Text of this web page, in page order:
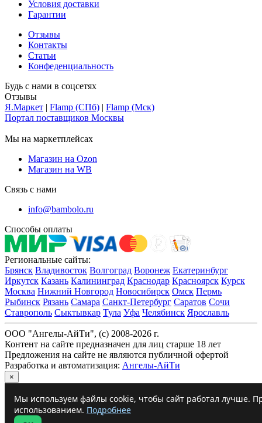
Условия доставки
Гарантии
Отзывы
Контакты
Статьи
Конфеденциальность
Будь с нами в соцсетях
Отзывы
Я.Маркет | Flamp (СПб) | Flamp (Мск)
Портал поставщиков Москвы
Мы на маркетплейсах
Магазин на Ozon
Магазин на WB
Связь с нами
info@bambolo.ru
Способы оплаты
Региональные сайты:
Брянск Владивосток Волгоград Воронеж Екатеринбург
Иркутск Казань Калининград Краснодар Красноярск Курск
Москва Нижний Новгород Новосибирск Омск Пермь
Рыбинск Рязань Самара Санкт-Петербург Саратов Сочи
Ставрополь Сыктывкар Тула Уфа Челябинск Ярославль
ООО "Ангелы-АйТи", (c) 2008-2026 г.
Контент на сайте предназначен для лиц старше 18 лет
Предложения на сайте не являются публичной офертой
Разработка и автоматизация: Ангелы-АйТи
×
Мы используем файлы cookie, чтобы сайт работал лучше.
использованием. Подробнее